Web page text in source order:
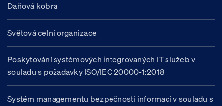
Daňová kobra
Světová celní organizace
Poskytování systémových integrovaných IT služeb v
souladu s požadavky ISO/IEC 20000-1:2018
Systém managementu bezpečnosti informací v souladu s